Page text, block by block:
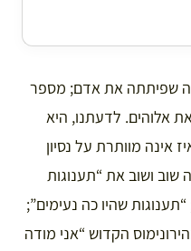
שפיתתה את אדם; מספר
אלוהים. לדעתנו, היא
אינה מוותרת על נסיון
שוב ושוב את “תענוגות
שהיו כה נעימים”;
הקדוש “אני מודה